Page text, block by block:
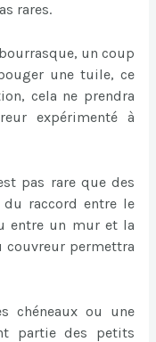
rares.
un coup
une tuile, ce
cela ne prendra
expérimenté à
pas rare que des
raccord entre le
entre un mur et la
couvreur permettra
chéneaux ou une
partie des petits